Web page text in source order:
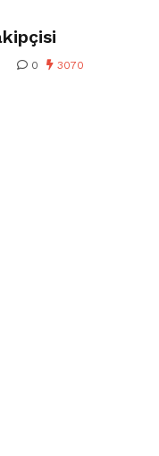
0 3070